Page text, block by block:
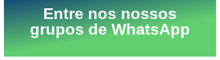
Entre nos nossos
grupos de WhatsApp